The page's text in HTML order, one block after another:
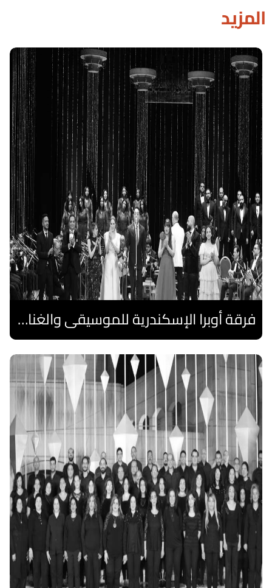
المزيد
فرقة أوبرا الإسكندرية للموسيقى والغناء العربي
اقرا المزيد